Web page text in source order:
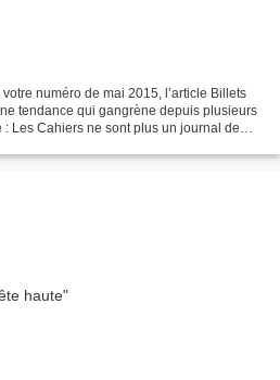
numéro de mai 2015, l’article Billets
tendance qui gangrène depuis plusieurs
Les Cahiers ne sont plus un journal de